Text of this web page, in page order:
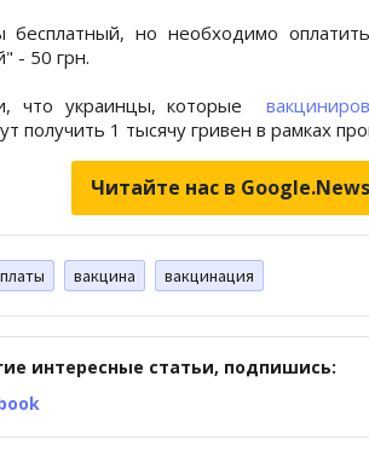
бесплатный, но необходимо
- 50 грн.
что украинцы, которые
получить 1 тысячу гривен в рамках
Читайте нас в Google.News
вакцина вакцинация
интересные статьи, подпишись: